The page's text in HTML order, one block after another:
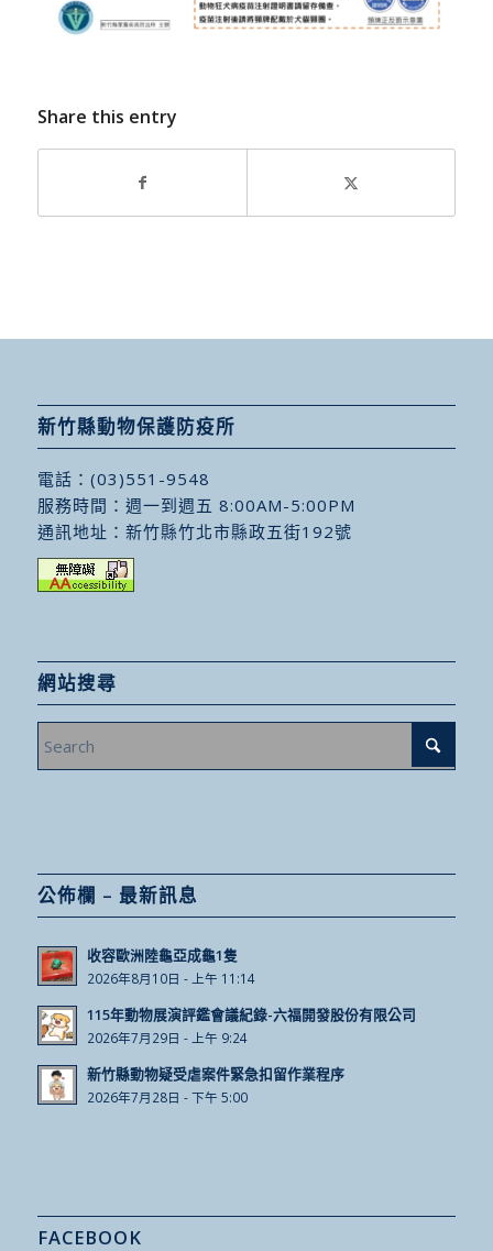
Share this entry
新竹縣動物保護防疫所
電話： (03)551-9548
服務時間：週一到週五 8:00AM-5:00PM
通訊地址： 新竹縣竹北市縣政五街192號
網站搜尋
公佈欄 – 最新訊息
收容歐洲陸龜亞成龜1隻
2026年8月10日 - 上午 11:14
115年動物展演評鑑會議紀錄-六福開發股份有限公司
2026年7月29日 - 上午 9:24
新竹縣動物疑受虐案件緊急扣留作業程序
2026年7月28日 - 下午 5:00
FACEBOOK